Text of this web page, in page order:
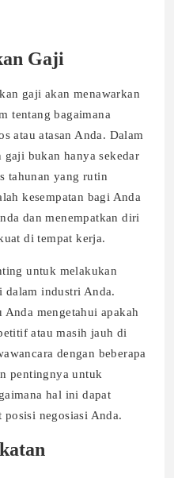
Gaji
gaji akan menawarkan
tentang bagaimana
atau atasan Anda. Dalam
bukan hanya sekedar
tahunan yang rutin
kesempatan bagi Anda
dan menempatkan diri
di tempat kerja.
untuk melakukan
dalam industri Anda.
mengetahui apakah
atau masih jauh di
dengan beberapa
pentingnya untuk
hal ini dapat
negosiasi Anda.